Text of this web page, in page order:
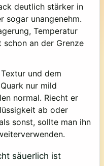
deutlich stärker in
sogar unangenehm.
Temperatur
an der Grenze
und dem
nur mild
normal. Riecht er
ab oder
sonst, sollte man ihn
säuerlich ist